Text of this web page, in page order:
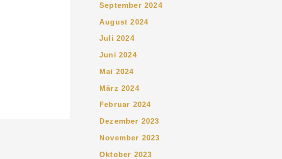
September 2024
August 2024
Juli 2024
Juni 2024
Mai 2024
März 2024
Februar 2024
Dezember 2023
November 2023
Oktober 2023